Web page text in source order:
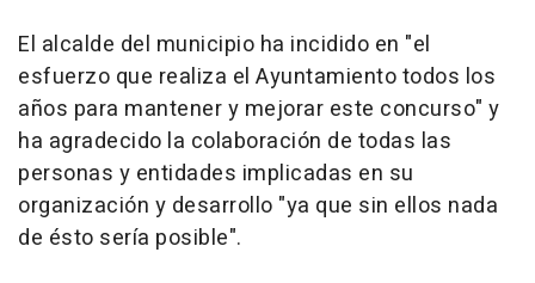
El alcalde del municipio ha incidido en "el
esfuerzo que realiza el Ayuntamiento todos los
años para mantener y mejorar este concurso" y
ha agradecido la colaboración de todas las
personas y entidades implicadas en su
organización y desarrollo "ya que sin ellos nada
de ésto sería posible".